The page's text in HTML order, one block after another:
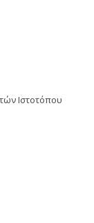
Ιστοτόπου